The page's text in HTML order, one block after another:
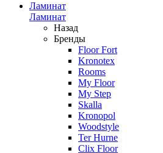
Ламинат
Ламинат
Назад
Бренды
Floor Fort
Kronotex
Rooms
My Floor
My Step
Skalla
Kronopol
Woodstyle
Ter Hurne
Clix Floor